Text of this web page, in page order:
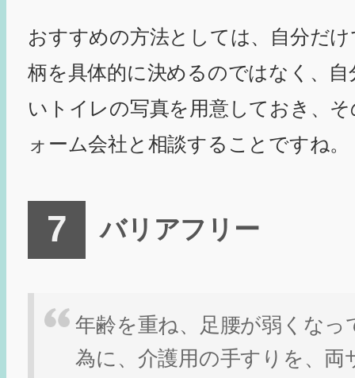
おすすめの方法としては、自分だ
柄を具体的に決めるのではなく、
いトイレの写真を用意しておき、
ォーム会社と相談することですね。
バリアフリー
年齢を重ね、足腰が弱くなっ
為に、介護用の手すりを、両